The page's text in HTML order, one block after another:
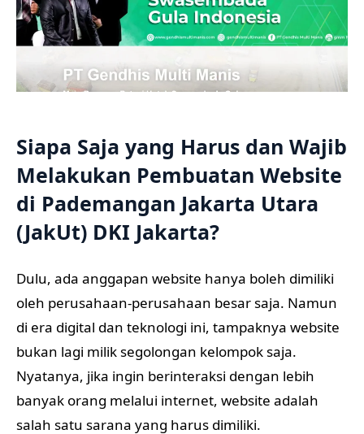
Siapa Saja yang Harus dan Wajib
Melakukan Pembuatan Website
di Pademangan Jakarta Utara
(JakUt) DKI Jakarta?
Dulu, ada anggapan website hanya boleh dimiliki
oleh perusahaan-perusahaan besar saja. Namun
di era digital dan teknologi ini, tampaknya website
bukan lagi milik segolongan kelompok saja.
Nyatanya, jika ingin berinteraksi dengan lebih
banyak orang melalui internet, website adalah
salah satu sarana yang harus dimiliki.